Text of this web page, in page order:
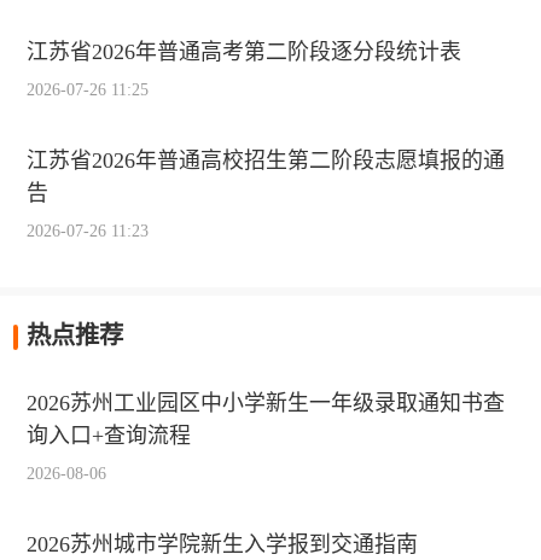
江苏省2026年普通高考第二阶段逐分段统计表
2026-07-26 11:25
江苏省2026年普通高校招生第二阶段志愿填报的通
告
2026-07-26 11:23
热点推荐
2026苏州工业园区中小学新生一年级录取通知书查
询入口+查询流程
2026-08-06
2026苏州城市学院新生入学报到交通指南